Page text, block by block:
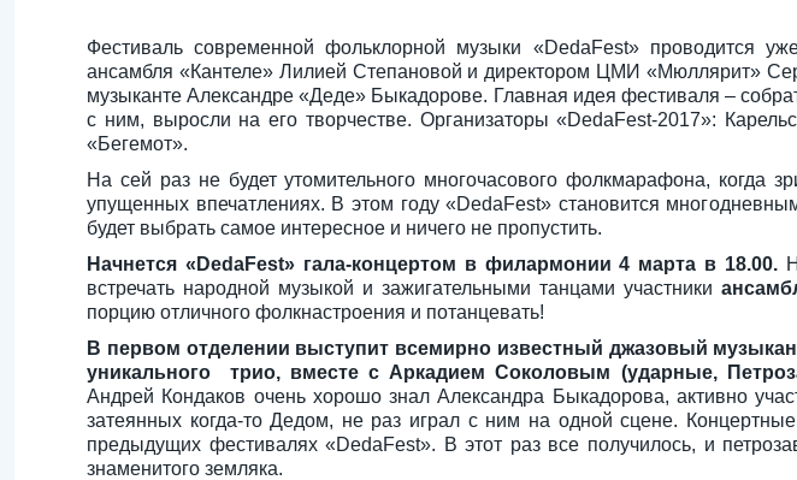
Фестиваль современной фольклорной музыки «DedaFest» проводится
ансамбля «Кантеле» Лилией Степановой и директором ЦМИ «Мюллярит»
музыканте Александре «Деде» Быкадорове. Главная идея фестиваля –
с ним, выросли на его творчестве. Организаторы «DedaFest-2017»:
«Бегемот».
На сей раз не будет утомительного многочасового фолкмарафона, когда
упущенных впечатлениях. В этом году «DedaFest» становится
будет выбрать самое интересное и ничего не пропустить.
Начнется «DedaFest» гала-концертом в филармонии 4 марта в 18.00.
встречать народной музыкой и зажигательными танцами участники
порцию отличного фолкнастроения и потанцевать!
В первом отделении выступит всемирно известный джазовый
уникального трио, вместе с Аркадием Соколовым (ударные,
Андрей Кондаков очень хорошо знал Александра Быкадорова, активно
затеянных когда-то Дедом, не раз играл с ним на одной сцене.
предыдущих фестивалях «DedaFest». В этот раз все получилось, и
знаменитого земляка.